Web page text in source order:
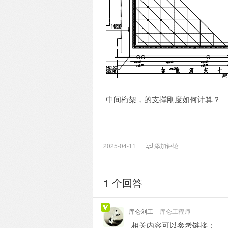
中间桁架，的支撑刚度如何计算？
2025-04-11 添加评论
1 个回答
库仑刘工 - 库仑工程师
相关内容可以参考链接：